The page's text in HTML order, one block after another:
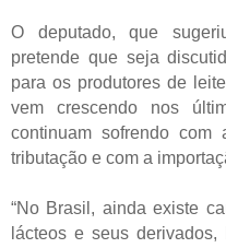
O deputado, que
pretende que seja
para os produtores de
vem crescendo nos
continuam sofrendo
tributação e com a
“No Brasil, ainda existe
lácteos e seus